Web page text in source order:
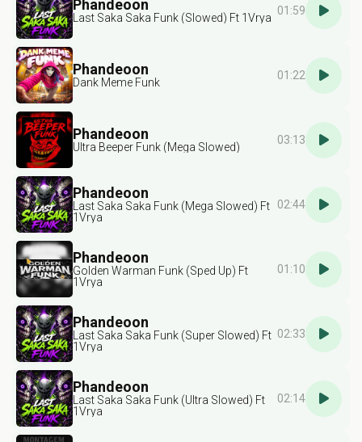
Phandeoon
Last Saka Saka Funk (Slowed) Ft 1Vrya
01:59
Phandeoon
Dank Meme Funk
01:22
Phandeoon
Ultra Beeper Funk (Mega Slowed)
03:13
Phandeoon
Last Saka Saka Funk (Mega Slowed) Ft
1Vrya
02:44
Phandeoon
Golden Warman Funk (Sped Up) Ft
1Vrya
01:10
Phandeoon
Last Saka Saka Funk (Super Slowed) Ft
1Vrya
02:33
Phandeoon
Last Saka Saka Funk (Ultra Slowed) Ft
1Vrya
02:14